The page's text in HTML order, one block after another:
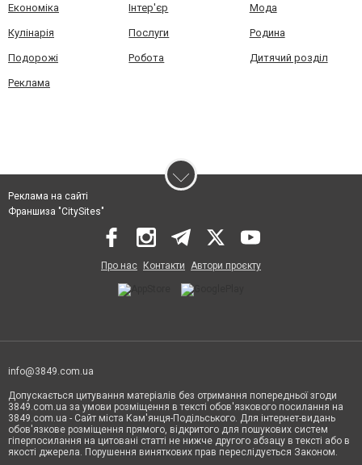
Економіка Інтер'єр Мода
Кулінарія Послуги Родина
Подорожі Робота Дитячий розділ
Реклама
Реклама на сайті
Франшиза "CitySites"
Про нас Контакти Автори проєкту
info@3849.com.ua
Допускається цитування матеріалів без отримання попередньої згоди
3849.com.ua за умови розміщення в тексті обов'язкового посилання на
3849.com.ua - Сайт міста Кам'янця-Подільського. Для інтернет-видань
обов'язкове розміщення прямого, відкритого для пошукових систем
гіперпосилання на цитовані статті не нижче другого абзацу в тексті або в
якості джерела. Порушення виняткових прав переслідується Законом.